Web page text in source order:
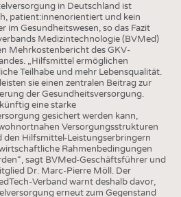
in Deutschland ist
patient:innenorientiert und kein
im Gesundheitswesen, so das Fazit
Medizintechnologie (BVMed)
Mehrkostenbericht des GKV-
„Hilfsmittel ermöglichen
Teilhabe und mehr Lebensqualität.
sie einen zentralen Beitrag zur
der Gesundheitsversorgung.
eine starke
gesichert werden kann,
Versorgungsstrukturen
den Hilfsmittel-Leistungserbringern
Rahmenbedingungen
sagt BVMed-Geschäftsführer und
Dr. Marc-Pierre Möll. Der
Verband warnt deshalb davor,
erneut zum Gegenstand